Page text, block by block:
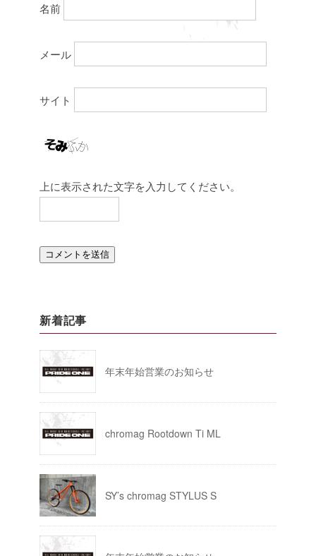
名前
メール
サイト
上に表示された文字を入力してください。
新着記事
年末年始営業のお知らせ
chromag Rootdown Ti ML
SY’s chromag STYLUS S